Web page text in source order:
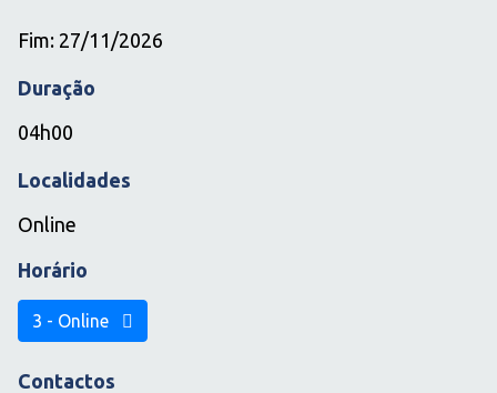
Fim: 27/11/2026
Duração
04h00
Localidades
Online
Horário
3 - Online
Contactos